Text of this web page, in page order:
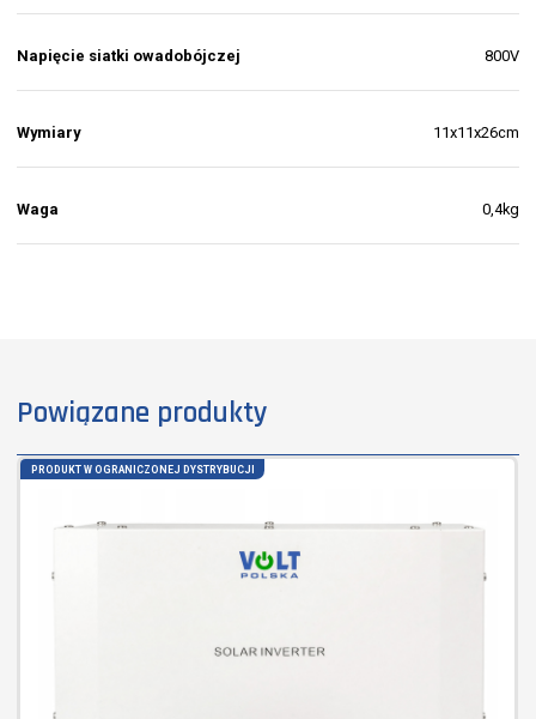
Napięcie siatki owadobójczej 800V
Wymiary 11x11x26cm
Waga 0,4kg
Powiązane produkty
PRODUKT W OGRANICZONEJ DYSTRYBUCJI